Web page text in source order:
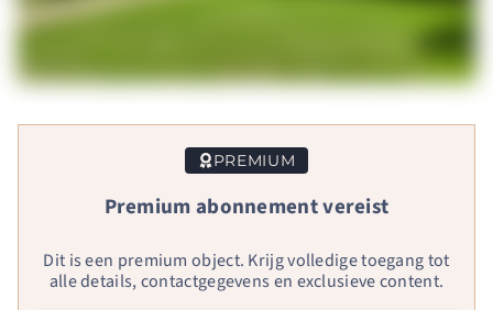
PREMIUM
Premium abonnement vereist
Dit is een premium object. Krijg volledige toegang tot
alle details, contactgegevens en exclusieve content.